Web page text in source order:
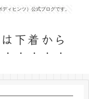
ィヒンツ）公式ブログです。
下着から